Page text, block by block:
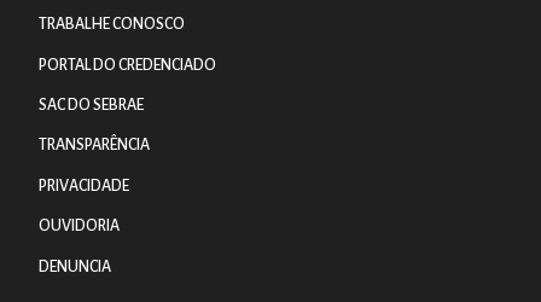
TRABALHE CONOSCO
PORTAL DO CREDENCIADO
SAC DO SEBRAE
TRANSPARÊNCIA
PRIVACIDADE
OUVIDORIA
DENUNCIA